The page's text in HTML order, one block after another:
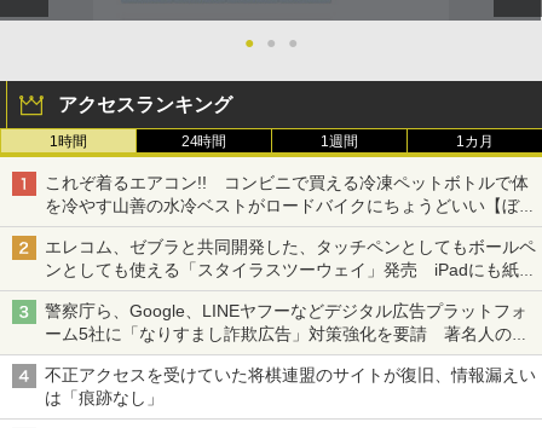
● ● ●
アクセスランキング
1時間 24時間 1週間 1カ月
これぞ着るエアコン!! コンビニで買える冷凍ペットボトルで体
を冷やす山善の水冷ベストがロードバイクにちょうどいい【ぼっ
ち・ざ・ろーど！その14】【空いた時間でなにしてる？】
エレコム、ゼブラと共同開発した、タッチペンとしてもボールペ
ンとしても使える「スタイラスツーウェイ」発売 iPadにも紙に
も、持ち替えずに書き込める
警察庁ら、Google、LINEヤフーなどデジタル広告プラットフォ
ーム5社に「なりすまし詐欺広告」対策強化を要請 著名人の写
真や映像を使った投資詐欺などへの対策として
不正アクセスを受けていた将棋連盟のサイトが復旧、情報漏えい
は「痕跡なし」